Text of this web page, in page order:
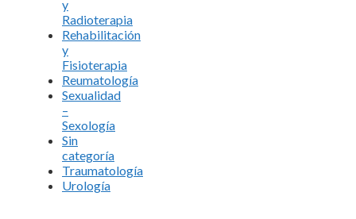
y
Radioterapia
Rehabilitación
y
Fisioterapia
Reumatología
Sexualidad
–
Sexología
Sin
categoría
Traumatología
Urología